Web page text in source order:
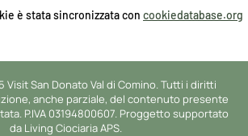
è stata sincronizzata con cookiedatabase.org
Visit San Donato Val di Comino. Tutti i diritti
anche parziale, del contenuto presente
P.IVA 03194800607. Proggetto supportato
da Living Ciociaria APS.